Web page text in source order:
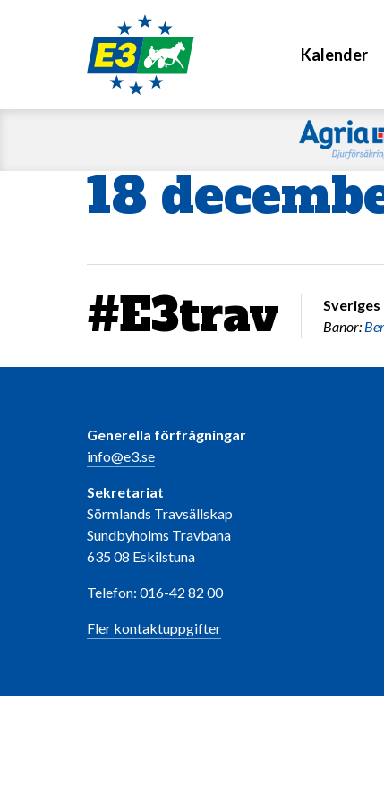
Kalender
18
#E3trav
Banor:
Generella förfrågningar
info@e3.se
Sekretariat
Sörmlands Travsällskap
Sundbyholms Travbana
635 08 Eskilstuna
Telefon: 016-42 82 00
Fler kontaktuppgifter